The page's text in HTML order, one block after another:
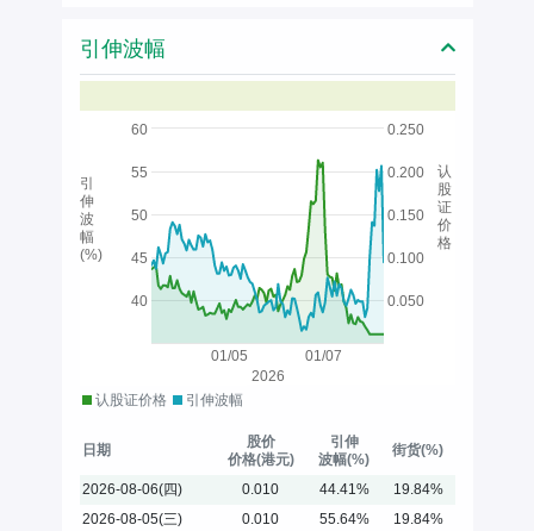
引伸波幅
01/05 01/07
40
45
50
55
60
0.050
0.100
0.150
0.200
0.250
2026
引
伸
波
幅
(%)
认
股
证
价
格
认股证价格 引伸波幅
日期
股价
价格(港元)
引伸
波幅(%)
街货(%)
2026-08-06(四) 0.010 44.41%
19.84%
2026-08-05(三)
0.010 55.64%
19.84%